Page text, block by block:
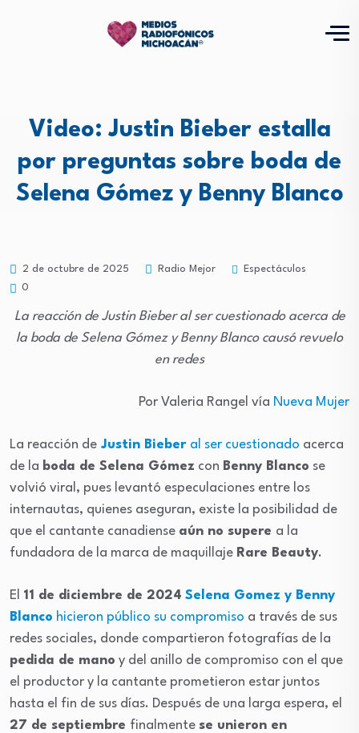
Video: Justin Bieber estalla
por preguntas sobre boda de
Selena Gómez y Benny Blanco
2 de octubre de 2025 Radio Mejor
Espectáculos
0
La reacción de Justin Bieber al ser cuestionado acerca de
la boda de Selena Gómez y Benny Blanco causó revuelo
en redes
Por Valeria Rangel vía Nueva Mujer
La reacción de Justin Bieber al ser cuestionado acerca
de la boda de Selena Gómez con Benny Blanco se
volvió viral, pues levantó especulaciones entre los
internautas, quienes aseguran, existe la posibilidad de
que el cantante canadiense aún no supere a la
fundadora de la marca de maquillaje Rare Beauty.
El 11 de diciembre de 2024 Selena Gomez y Benny
Blanco hicieron público su compromiso a través de sus
redes sociales, donde compartieron fotografías de la
pedida de mano y del anillo de compromiso con el que
el productor y la cantante prometieron estar juntos
hasta el fin de sus días. Después de una larga espera, el
27 de septiembre finalmente se unieron en